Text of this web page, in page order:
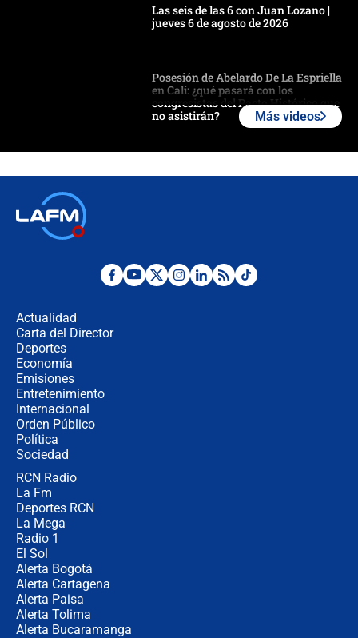
Las seis de las 6 con Juan Lozano |
jueves 6 de agosto de 2026
Posesión de Abelardo De La Espriella
en Cali: ¿qué pasará con los
congresistas del Pacto Histórico que
no asistirán?
¿Por qué De la Espriella gobernará
Más videos
Actualidad
Carta del Director
Deportes
Economía
Emisiones
Entretenimiento
Internacional
Orden Público
Política
Sociedad
RCN Radio
La Fm
Deportes RCN
La Mega
Radio 1
El Sol
Alerta Bogotá
Alerta Cartagena
Alerta Paisa
Alerta Tolima
Alerta Bucaramanga